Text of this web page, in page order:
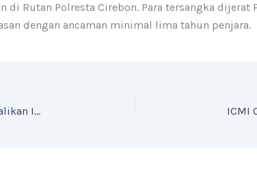
di Rutan Polresta Cirebon. Para tersangka
dengan ancaman minimal lima tahun penjara.
TPID dan TP2DD Kota Cirebon Perkuat Strategi Kendalikan Inflasi dan Akselerasi Digitalisasi Daerah